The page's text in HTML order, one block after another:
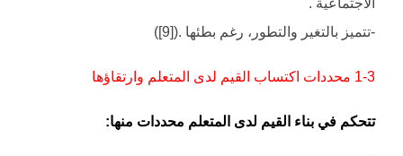
-تتميز بالتغير والتطور، رغم بطئها .([9])
1-3 محددات اكتساب القيم لدى المتعلم وارتقاؤها
تتحكم في بناء القيم لدى المتعلم محددات منها: